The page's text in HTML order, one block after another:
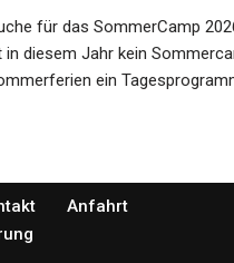
für das SommerCamp
in diesem Jahr kein
ein
Anfahrt